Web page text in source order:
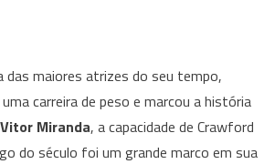
das maiores atrizes do seu tempo,
carreira de peso e marcou a história
Vitor Miranda, a capacidade de Crawford
do século foi um grande marco em sua